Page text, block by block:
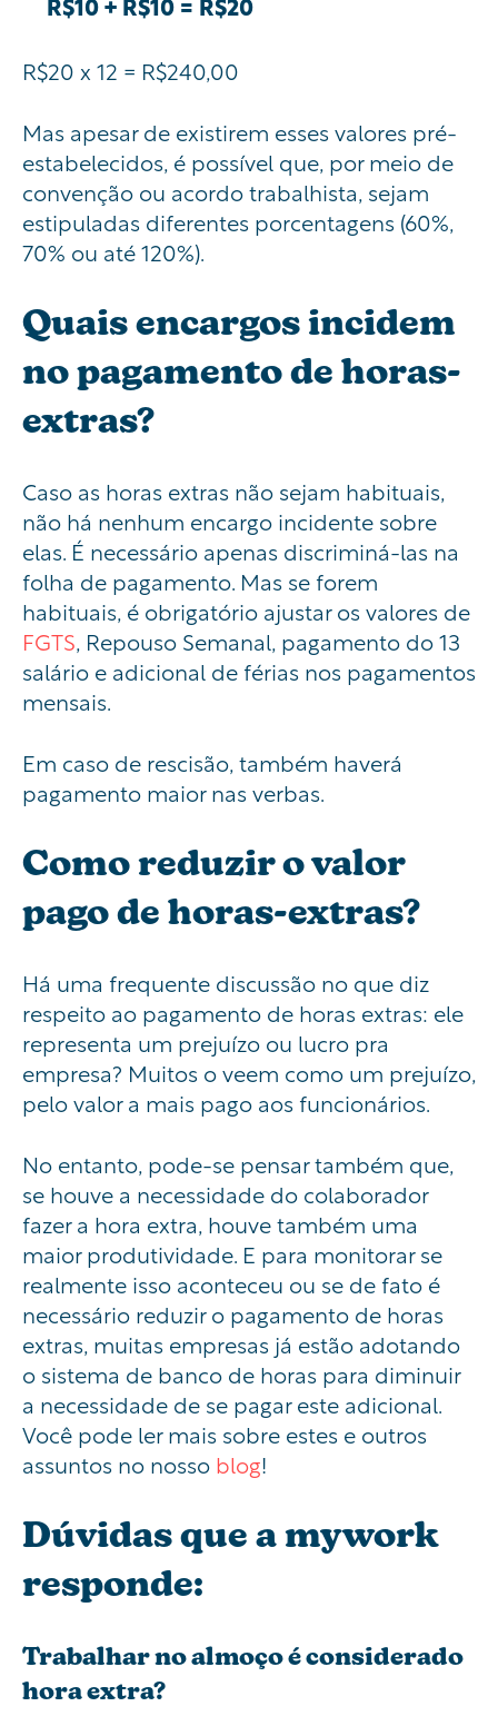
R$20 x 12 = R$240,00
Mas apesar de existirem esses valores pré-
estabelecidos, é possível que, por meio de
convenção ou acordo trabalhista, sejam
estipuladas diferentes porcentagens (60%,
70% ou até 120%).
Quais encargos incidem
no pagamento de horas-
extras?
Caso as horas extras não sejam habituais,
não há nenhum encargo incidente sobre
elas. É necessário apenas discriminá-las na
folha de pagamento. Mas se forem
habituais, é obrigatório ajustar os valores de
FGTS, Repouso Semanal, pagamento do 13
salário e adicional de férias nos pagamentos
mensais.
Em caso de rescisão, também haverá
pagamento maior nas verbas.
Como reduzir o valor
pago de horas-extras?
Há uma frequente discussão no que diz
respeito ao pagamento de horas extras: ele
representa um prejuízo ou lucro pra
empresa? Muitos o veem como um prejuízo,
pelo valor a mais pago aos funcionários.
No entanto, pode-se pensar também que,
se houve a necessidade do colaborador
fazer a hora extra, houve também uma
maior produtividade. E para monitorar se
realmente isso aconteceu ou se de fato é
necessário reduzir o pagamento de horas
extras, muitas empresas já estão adotando
o sistema de banco de horas para diminuir
a necessidade de se pagar este adicional.
Você pode ler mais sobre estes e outros
assuntos no nosso blog!
Dúvidas que a mywork
responde:
Trabalhar no almoço é considerado
hora extra?